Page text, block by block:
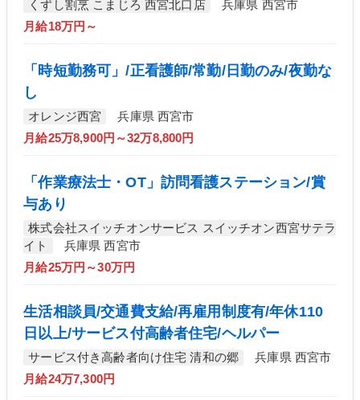
くずし割烹 こまじろ 西宮北口店
兵庫県 西宮市
月給18万円～
「時短勤務可」/正看護師/常勤/日勤のみ/夜勤な
し
オレンジ西宮
兵庫県 西宮市
月給25万8,900円～32万8,800円
「作業療法士・OT」訪問看護ステーション/賞
与あり
株式会社スイッチオンサービス スイッチオン西宮サテラ
イト
兵庫県 西宮市
月給25万円～30万円
生活相談員/交通費支給/再雇用制度有/年休110
日以上/サービス付高齢者住宅/ヘルパー
サービス付き高齢者向け住宅 清和の郷
兵庫県 西宮市
月給24万7,300円